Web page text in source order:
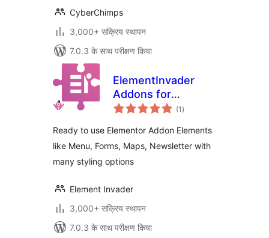
CyberChimps
3,000+ सक्रिय स्थापन
7.0.3 के साथ परीक्षण किया
ElementInvader
Addons for
Elementor
(1 कुल
दर)
Ready to use Elementor Addon Elements
like Menu, Forms, Maps, Newsletter with
many styling options
Element Invader
3,000+ सक्रिय स्थापन
7.0.3 के साथ परीक्षण किया